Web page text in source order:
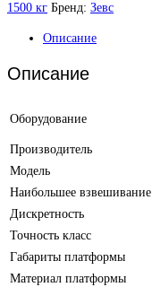
1500 кг Бренд: Зевс
Описание
Описание
Оборудование
Производитель
Модель
Наибольшее взвешивание
Дискретность
Точность класс
Габариты платформы
Материал платформы